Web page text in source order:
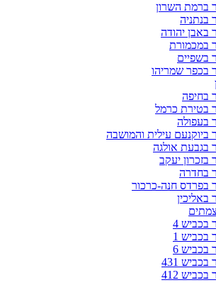
ברמת השרון
בנתניה
באבן יהודה
במכמורת
בשפיים
בכפר שמריהו
בחיפה
בטירת כרמל
בעפולה
ביוקנעם עילית והמושבה
בגבעת אולגה
בזכרון יעקב
בחדרה
בפרדס חנה-כרכור
באליכין
בכביש 4
בכביש 1
בכביש 6
בכביש 431
בכביש 412